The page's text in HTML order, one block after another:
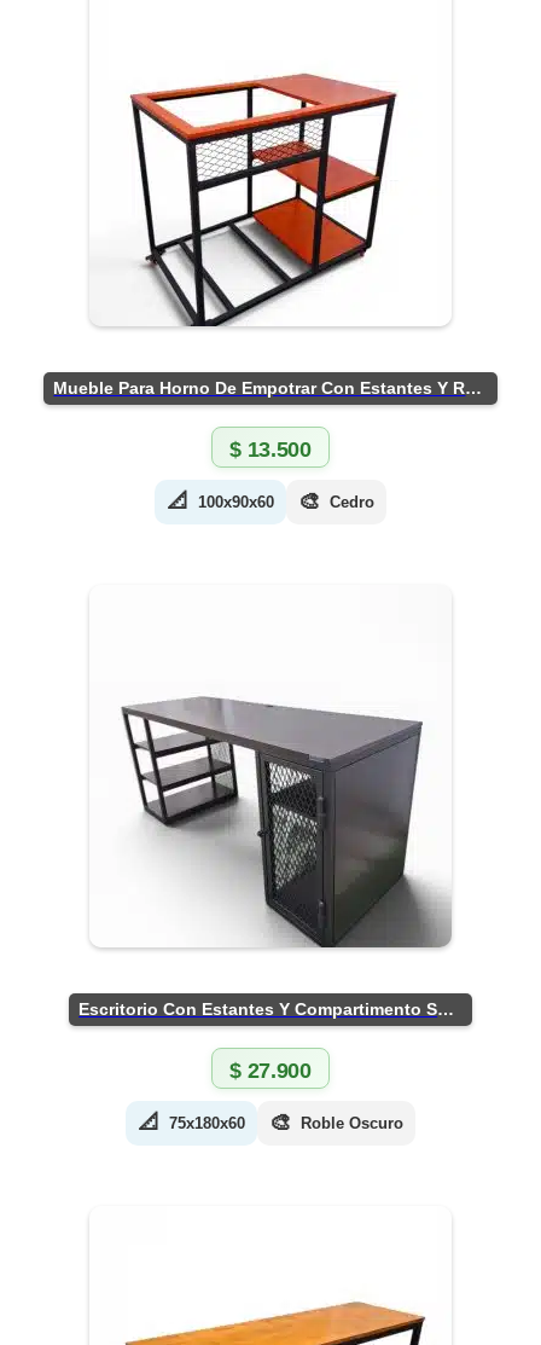
Mueble Para Horno De Empotrar Con Estantes Y Ruedas
$13.500
📐 100x90x60 🎨 Cedro
Escritorio Con Estantes Y Compartimento Seguro
$27.900
📐 75x180x60 🎨 Roble Oscuro